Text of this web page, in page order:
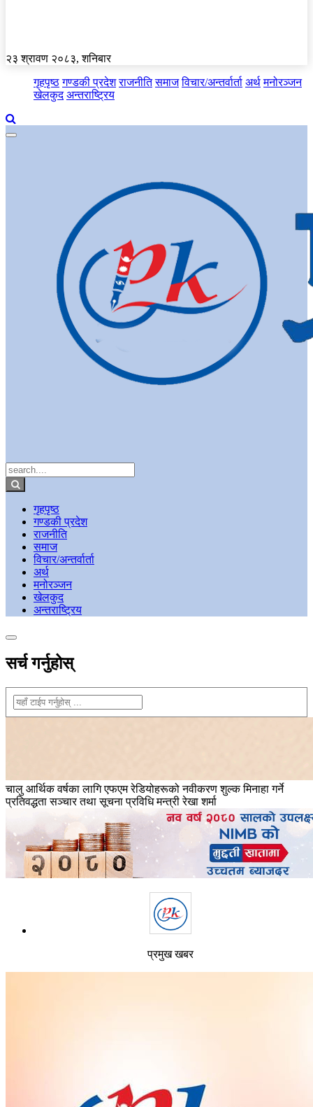
२३ श्रावण २०८३, शनिबार
गृहपृष्ठ गण्डकी प्रदेश राजनीति समाज विचार/अन्तर्वार्ता अर्थ मनोरञ्जन
खेलकुद अन्तराष्ट्रिय
गृहपृष्ठ
गण्डकी प्रदेश
राजनीति
समाज
विचार/अन्तर्वार्ता
अर्थ
मनोरञ्जन
खेलकुद
अन्तराष्ट्रिय
सर्च गर्नुहोस्
चालु आर्थिक वर्षका लागि एफएम रेडियोहरूको नवीकरण शुल्क मिनाहा गर्ने
प्रतिवद्धता सञ्चार तथा सूचना प्रविधि मन्त्री रेखा शर्मा
प्रमुख खबर